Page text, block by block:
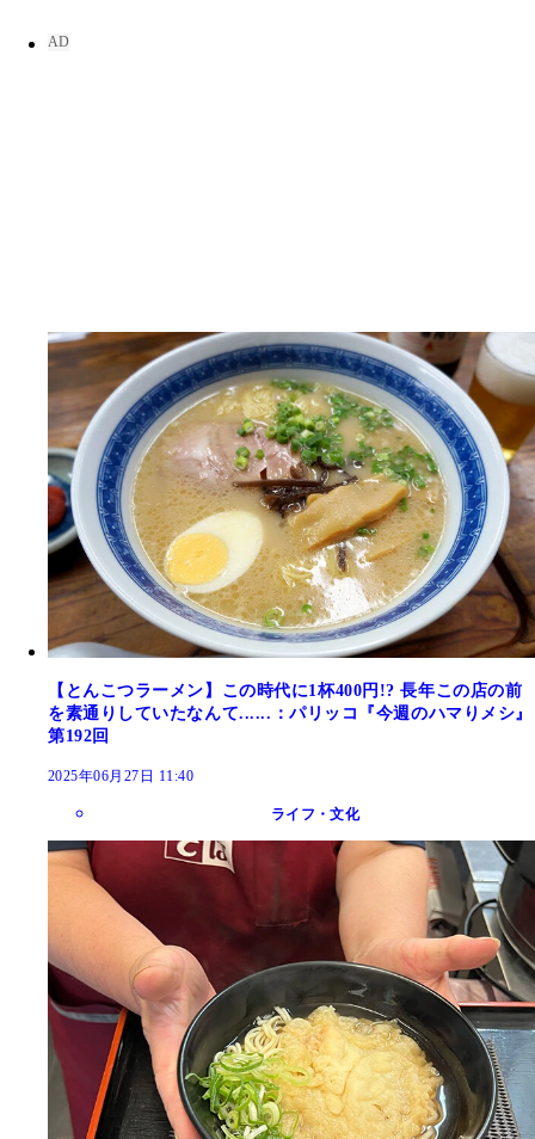
【とんこつラーメン】この時代に1杯400円!? 長年この店の前
を素通りしていたなんて......：パリッコ『今週のハマりメシ』
第192回
2025年06月27日 11:40
ライフ・文化